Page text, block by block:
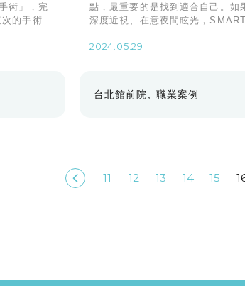
術」，完
的手術我
點，最重要的是找到適合自己。如
深度近視、在意夜間眩光，
建議。
2024.05.29
台北館前院 職業案例
11 12 13 14 15